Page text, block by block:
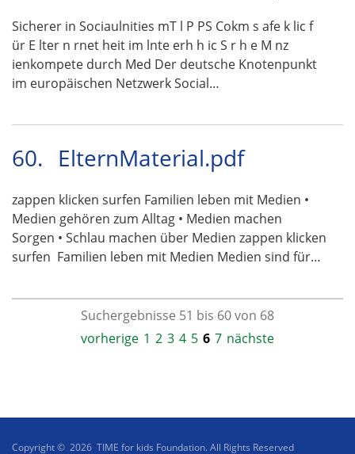
Sicherer in Sociaulnities mT l P PS Cokm s afe k lic f
ür E lter n rnet heit im lnte erh h ic S r h e M nz
ienkompete durch Med Der deutsche Knotenpunkt
im europäischen Netzwerk Social…
60. ElternMaterial.pdf
zappen klicken surfen Familien leben mit Medien •
Medien gehören zum Alltag • Medien machen
Sorgen • Schlau machen über Medien zappen klicken
surfen  Familien leben mit Medien Medien sind für…
Suchergebnisse 51 bis 60 von 68
vorherige 1 2 3 4 5 6 7 nächste
Copyright © 2026 TIME for kids Foundation. All Rights Reserved